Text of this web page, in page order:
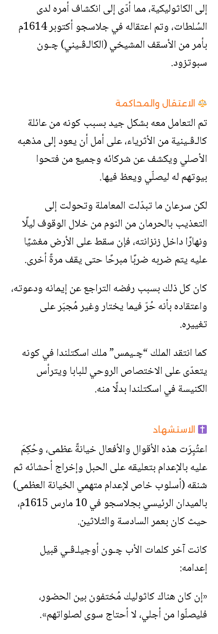
إلى الكاثوليكية، مما أدّى إلى انكشاف أمره لدى
السُلطات، وتم اعتقاله في جلاسجو أكتوبر 1614م
بأمر من الأسقف المشيخي (الكالـﭬـيني) ﭼـون
سبوتزود.
الاعتقال والمحاكمة
تم التعامل معه بشكل جيد بسبب كونه من عائلة
كالـﭬـينية من الأثرياء، على أمل أن يعود إلى مذهبه
الأصلي ويكشف عن شركائه وجميع من فتحوا
بيوتهم له ليصلّي ويعظ فيها.
لكن سرعان ما تبدّلت المعاملة وتحولت إلى
التعذيب بالحرمان من النوم من خلال الوقوف ليلًا
ونهارًا داخل زنزانته، فإن سقط على الأرض مغشيًا
عليه يتم ضربه ضربًا مبرحًا حتى يقف مرةً أخرى.
كان كل ذلك بسبب رفضه التراجع عن إيمانه ودعوته،
واعتقاده بأنه حُرّ فيما يختار وغير مُجبَر على
تغييره.
كما انتقد الملك “ﭼـيمس” ملك اسكتلندا في كونه
يتعدّى على الاختصاص الروحي للبابا ويترأس
الكنيسة في اسكتلندا بدلًا منه.
الاستشهاد
اعتُبِرَت هذه الأقوال والأفعال خيانةً عظمى، وحُكِمَ
عليه بالإعدام بتعليقه على الحبل وإخراج أحشائه ثم
شنقه (أسلوب خاص لإعدام متهمي الخيانة العظمى)
بالميدان الرئيسي بجلاسجو في 10 مارس 1615م،
حيث كان بعمر السادسة والثلاثين.
كانت آخر كلمات الأب ﭼـون أوجيلـﭬـي قبيل
إعدامه:
«إن كان هناك كاثوليك مُختفون بين الحضور،
فليصلّوا من أجلي، لا أحتاج سوى لصلواتهم».